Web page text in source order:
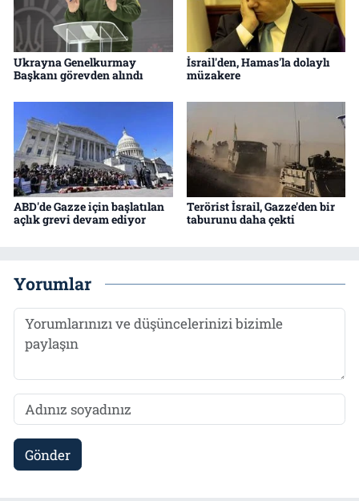
Ukrayna Genelkurmay
Başkanı görevden alındı
İsrail'den, Hamas'la dolaylı
müzakere
ABD'de Gazze için başlatılan
açlık grevi devam ediyor
Terörist İsrail, Gazze'den bir
taburunu daha çekti
Yorumlar
Gönder